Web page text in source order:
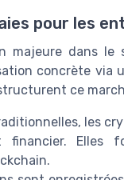
pour les
majeure dans
concrète via
ce
les
financier. Elles